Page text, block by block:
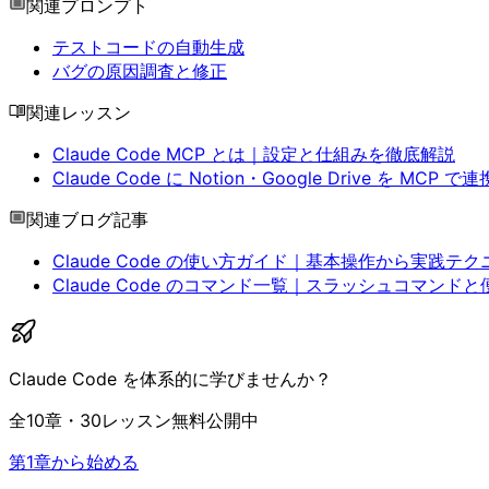
関連プロンプト
テストコードの自動生成
バグの原因調査と修正
関連レッスン
Claude Code MCP とは｜設定と仕組みを徹底解説
Claude Code に Notion・Google Drive を MCP で連
関連ブログ記事
Claude Code の使い方ガイド｜基本操作から実践テク
Claude Code のコマンド一覧｜スラッシュコマンドと
Claude Code を体系的に学びませんか？
全10章・30レッスン無料公開中
第1章から始める